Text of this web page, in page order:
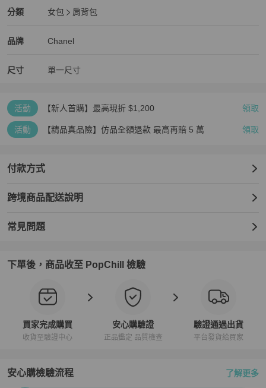
分類
Chanel 女包分類資訊
女包
肩背包
品牌
Chanel 精品女包品牌介紹
Chanel
Chanel 推薦清單
尺寸 單一尺寸
活動 【新人首購】最高現折 $1,200 領取
活動 【精品真品險】仿品全額退款 最高再賠 5 萬 領取
付款方式
跨境商品配送說明
常見問題
下單後，商品收至 PopChill 檢驗
買家完成購買
收貨至驗證中心
安心購驗證
正品鑑定 品質檢查
驗證通過出貨
平台發貨給買家
安心購檢驗流程 了解更多